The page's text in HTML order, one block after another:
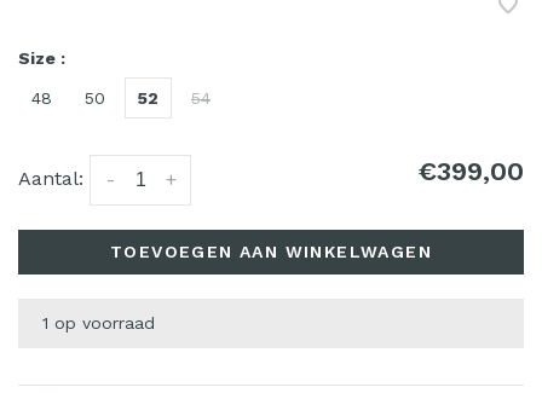
Size :
48 50 52 54
Aantal: +
- €399,00
TOEVOEGEN AAN WINKELWAGEN
1 op voorraad